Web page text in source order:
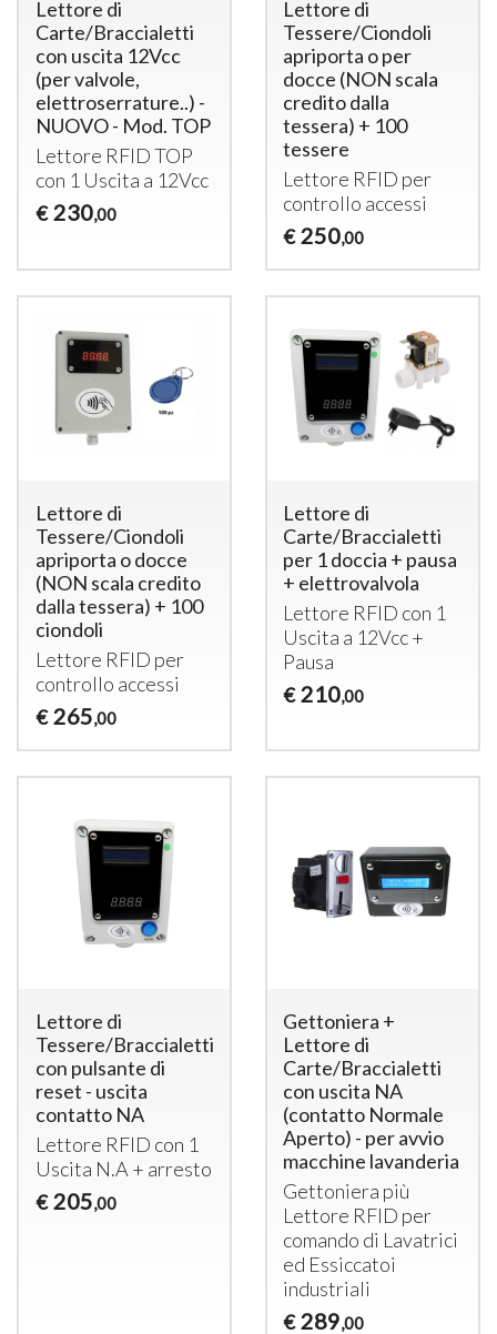
Lettore di
Carte/Braccialetti
con uscita 12Vcc
(per valvole,
elettroserrature..) -
NUOVO - Mod. TOP
Lettore RFIDTOP
con 1 Uscita a 12Vcc
€ 230,00
Lettore di
Tessere/Ciondoli
apriporta o per
docce (NON scala
credito dalla
tessera) + 100
tessere
Lettore RFID per
controllo accessi
€ 250,00
Lettore di
Tessere/Ciondoli
apriporta o docce
(NON scala credito
dalla tessera) + 100
ciondoli
Lettore RFID per
controllo accessi
€ 265,00
Lettore di
Carte/Braccialetti
per 1 doccia + pausa
+ elettrovalvola
Lettore RFID con 1
Uscita a 12Vcc +
Pausa
€ 210,00
Lettore di
Tessere/Braccialetti
con pulsante di
reset - uscita
contatto NA
Lettore RFID con 1
Uscita N.A + arresto
€ 205,00
Gettoniera +
Lettore di
Carte/Braccialetti
con uscita NA
(contatto Normale
Aperto) - per avvio
macchine lavanderia
Gettoniera più
Lettore RFID per
comando di Lavatrici
ed Essiccatoi
industriali
€ 289,00